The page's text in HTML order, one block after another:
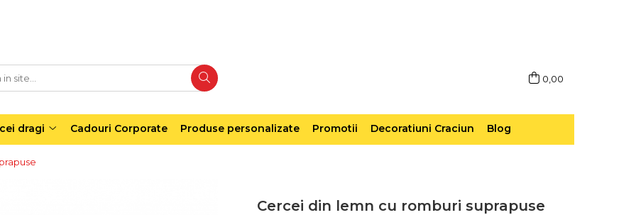
0,00
dragi Cadouri Corporate Produse personalizate Promotii Decoratiuni Craciun Blog
Cercei din lemn cu romburi suprapuse